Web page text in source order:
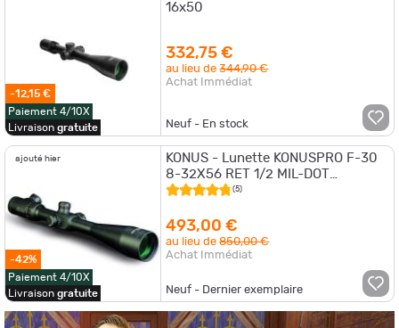
-12,15 €
Paiement 4/10X
Livraison gratuite
16x50
332,75 €
au lieu de344,90 €
Achat Immédiat
Neuf - En stock
ajouté hier
-42%
Paiement 4/10X
Livraison gratuite
KONUS - Lunette KONUSPRO F-30
8-32X56 RET 1/2 MIL-DOT
LUMINEUX(5)
493,00 €
au lieu de850,00 €
Achat Immédiat
Neuf - Dernier exemplaire